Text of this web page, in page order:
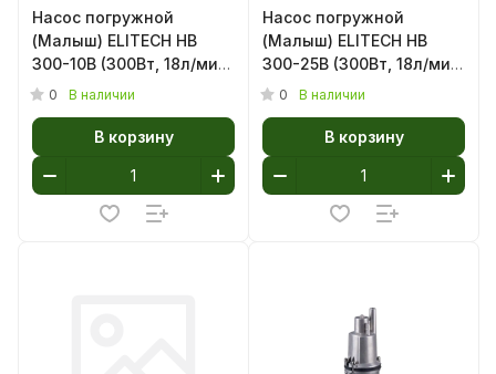
Насос погружной
(Малыш) ELITECH НВ
300-10В (300Вт, 18л/мин,
верх. забор, Н-70м, 10м)
0 В наличии
В корзину
Насос погружной
(Малыш) ELITECH НВ
300-25В (300Вт, 18л/мин,
верх. забор, Н-70м, 25м)
0 В наличии
В корзину